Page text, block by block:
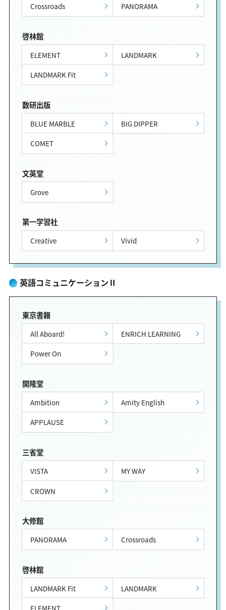
Crossroads PANORAMA
啓林館
ELEMENT
LANDMARK
LANDMARK Fit
数研出版
BLUE MARBLE
BIG DIPPER
COMET
文英堂
Grove
第一学習社
Creative Vivid
英語コミュニケーションⅡ
東京書籍
All Aboard!
ENRICH LEARNING
Power On
開隆堂
Ambition
Amity English
APPLAUSE
三省堂
VISTA
MY WAY
CROWN
大修館
PANORAMA Crossroads
啓林館
LANDMARK Fit
LANDMARK